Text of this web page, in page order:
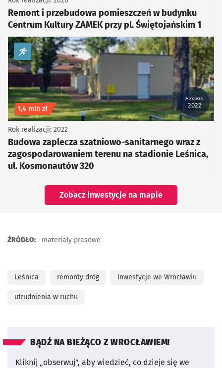
Remont i przebudowa pomieszczeń w budynku
Centrum Kultury ZAMEK przy pl. Świętojańskim 1
kategoria Sport i rekreacja
Ukończono:
2022
Koszt inwestycji
1,4 mln zł
Budowa zaplecza szatniowo-sanitarnego wraz z
zagospodarowaniem terenu na stadionie Leśnica,
ul. Kosmonautów 320
Rok realizacji: 2022
Zobacz inwestycje na mapie
ŹRÓDŁO: materiały prasowe
Leśnica remonty dróg Inwestycje we Wrocławiu
utrudnienia w ruchu
BĄDŹ NA BIEŻĄCO Z WROCŁAWIEM!
Kliknij „obserwuj”, aby wiedzieć, co dzieje się we